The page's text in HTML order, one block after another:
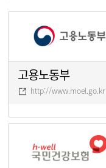
고용노동부
http://www.moel.go.kr